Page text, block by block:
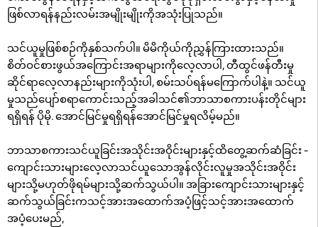
ဖြစ်လာရန်နည်းလမ်းအမျိုးမျိုးကိုအသုံးပြုသည်။
သင်ယူမှုဖြစ်စဉ်ကိုနှစ်သက်ပါ။ မိမိကိုယ်ကိုညွှန်ကြားထားသည်။
စိတ်ဝင်စားဖွယ်အကြောင်းအရာများကိုလေ့လာပါ, တီထွင်ဖန်တီးမှု
ဆိုင်ရာလေ့လာနည်းများကိုသုံးပါ, စမ်းသပ်ရန်မကြောက်ပါနဲ့။ သင်ယူ
မှုသည်ပျော်စရာကောင်းသည့်အခါသင်၏ဘာသာစကားပန်းတိုင်များ
ရရှိရန် ပိုမို. အောင်မြင်မှုရရှိရန်အောင်မြင်မှုရလိမ့်မည်။
ဘာသာစကားသင်ယူခြင်းအသိုင်းအဝိုင်းများနှင့်ထိတွေ့ဆက်ဆံခြင်း -
ကျောင်းသားများလေ့လာသင်ယူသောအွန်လိုင်းလူမှုအသိုင်းအဝိုင်း
များသို့မဟုတ်ဖိုရမ်များသို့ဆက်သွယ်ပါ။ အခြားကျောင်းသားများနှင့်
ဆက်သွယ်ခြင်းကသင့်အားအထောက်အပံ့ဖြင့်သင့်အားအထောက်
အပံ့ပေးမည်,